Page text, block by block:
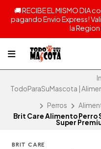
🚚 RECIBE EL MISMO DIA
pagando Envio Express!
la
TodoParaSuMascota |
Perros
Brit Care Alimento Perro
Super
BRIT CARE